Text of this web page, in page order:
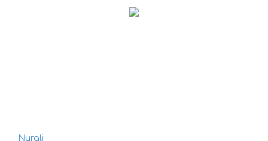
Nurali